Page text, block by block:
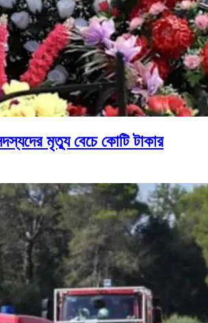
মৃত্যু বেচে কোটি টাকার